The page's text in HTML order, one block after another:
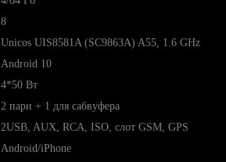
8
Unicos UIS8581A (SC9863A) A55, 1.6 GHz
Android 10
4*50 Вт
2 пари + 1 для сабвуфера
2USB, AUX, RCA, ISO, слот GSM, GPS
Android/iPhone